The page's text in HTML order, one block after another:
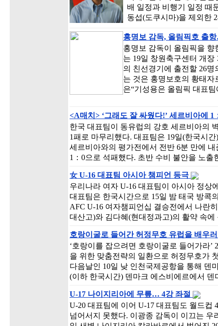
배 일정과 비행기 일정 때
동섭(도쿠시마)을 제외한
홍명보 감독, 올림픽호 출
홍명보 감독이 올림픽을
는 19일 창원축구센터 개
의 친선경기에 출전할 26
는 것은 홍명보호의 황태
은“기성용은 올림픽 대표
<A매치> ‘그래도 잘 싸웠다!’ 세르비아에 1
한국 대표팀이 동유럽의 강호 세르비아의
1패로 마무리했다. 대표팀은 19일(한국시
세르비아와의 평가전에서 전반 6분 만에
1：0으로 석패했다. 초반 수비 불안을 노
女 U-16 대표팀 아시아 챔피언 등극
우리나라 여자 U-16 대표팀이 아시아 정상
대표팀은 한국시간으로 15일 밤 태국 방콕
AFC U-16 여자챔피언십 결승전에서 나란
대산고)와 김다혜(현대정과고)의 활약 속
호랑이굴로 들어간 허정무호 유럽을 배우
‘호랑이를 잡으려면 호랑이굴로 들어가라
을 위한 맞춤전략의 일환으로 허정무호가
다음날인 10일 낮 인천국제공항을 통해 덴
(이하 한국시간) 덴마크 에스비에르에서
U-17 나이지리아에 무릎… 4강 좌절
U-20 대표팀에 이어 U-17 대표팀도 월드컵
넘어서지 못했다. 이광종 감독이 이끄는 우